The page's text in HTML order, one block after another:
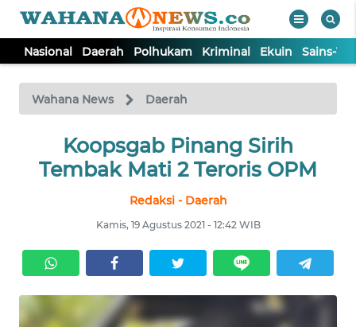
Nasional Daerah Polhukam Kriminal Ekuin Sains-
Wahana News Daerah
Koopsgab Pinang Sirih
Tembak Mati 2 Teroris OPM
Redaksi - Daerah
Kamis, 19 Agustus 2021 - 12:42 WIB
TV
Tutup
NASIONAL
KRIMINAL
EKUIN